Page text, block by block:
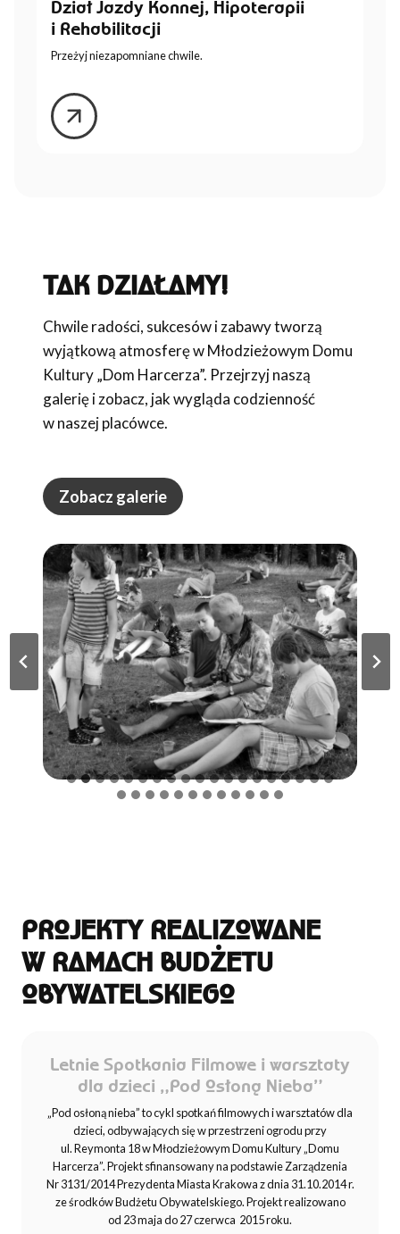
Dział Jazdy Konnej, Hipoterapii
i Rehabilitacji
Przeżyj niezapomniane chwile.
TAK DZIAŁAMY!
Chwile radości, sukcesów i zabawy tworzą
wyjątkową atmosferę w Młodzieżowym Domu
Kultury „Dom Harcerza”. Przejrzyj naszą
galerię i zobacz, jak wygląda codzienność
w naszej placówce.
Zobacz galerie
PROJEKTY REALIZOWANE
W RAMACH BUDŻETU
OBYWATELSKIEGO
Letnie Spotkania Filmowe i warsztaty
dla dzieci „Pod Osłoną Nieba”
„Pod osłoną nieba” to cykl spotkań filmowych i warsztatów dla
dzieci, odbywających się w przestrzeni ogrodu przy
ul. Reymonta 18 w Młodzieżowym Domu Kultury „Domu
Harcerza”. Projekt sfinansowany na podstawie Zarządzenia
Nr 3131/2014 Prezydenta Miasta Krakowa z dnia 31.10.2014 r.
ze środków Budżetu Obywatelskiego. Projekt realizowano
od 23 maja do 27 czerwca 2015 roku.